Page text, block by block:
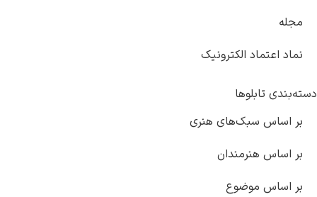
مجله
نماد اعتماد الکترونیک
دسته‌بندی تابلوها
بر اساس سبک‌های هنری
بر اساس هنرمندان
بر اساس موضوع